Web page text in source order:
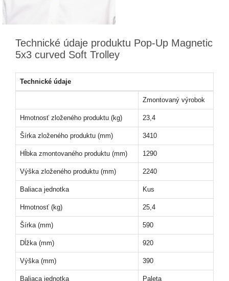
Technické údaje produktu Pop-Up Magnetic
5x3 curved Soft Trolley
Technické údaje
Zmontovaný výrobok
Hmotnosť zloženého produktu (kg) 23,4
Šírka zloženého produktu (mm) 3410
Hĺbka zmontovaného produktu (mm) 1290
Výška zloženého produktu (mm) 2240
Baliaca jednotka Kus
Hmotnosť (kg) 25,4
Šírka (mm) 590
Dĺžka (mm) 920
Výška (mm) 390
Baliaca jednotka Paleta